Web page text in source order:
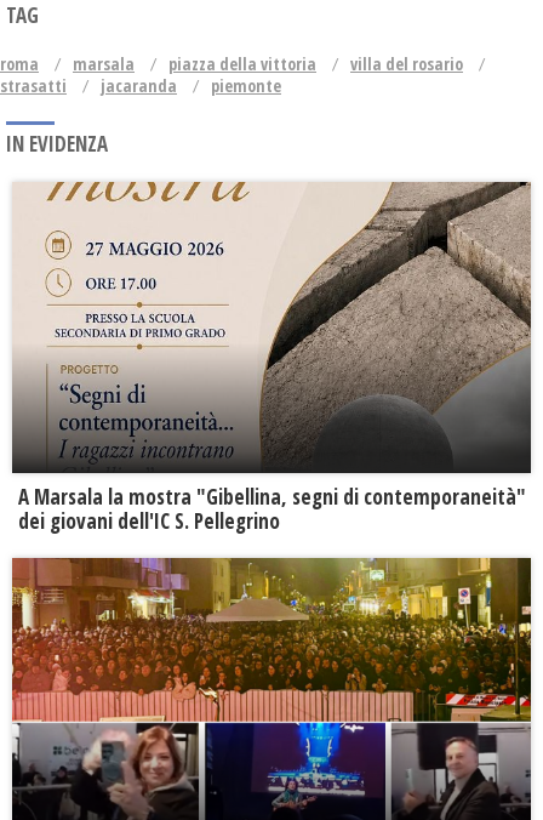
TAG
roma marsala piazza della vittoria
villa del rosario
strasatti
jacaranda piemonte
IN EVIDENZA
A Marsala la mostra "Gibellina, segni di contemporaneità"
dei giovani dell'IC S. Pellegrino